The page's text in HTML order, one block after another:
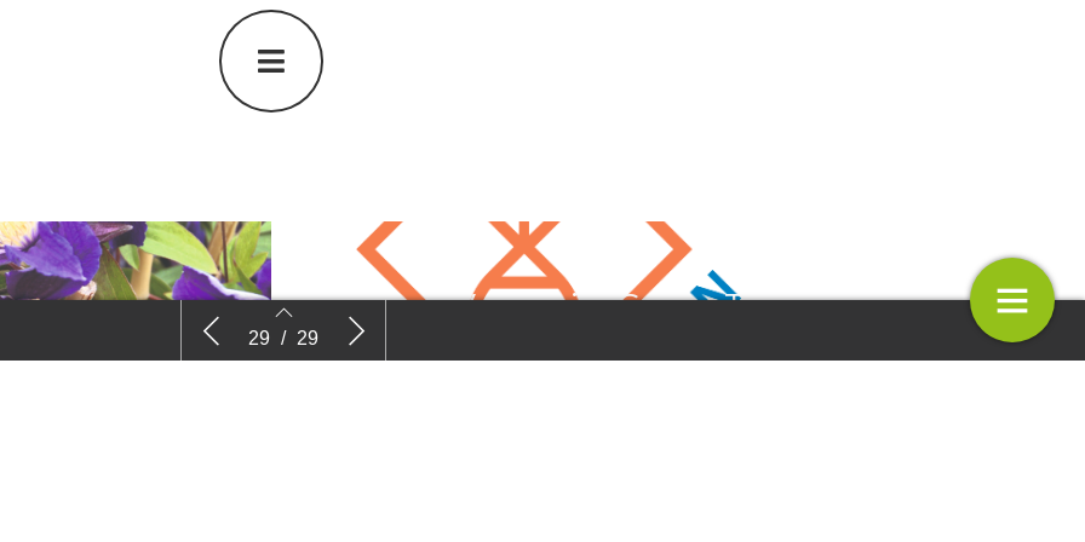
Plattegrond Garden Trials and Trade
29 / 29
Voorpagina Garden Trials and Trade